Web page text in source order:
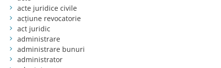
acte juridice civile
acțiune revocatorie
act juridic
administrare
administrare bunuri
administrator